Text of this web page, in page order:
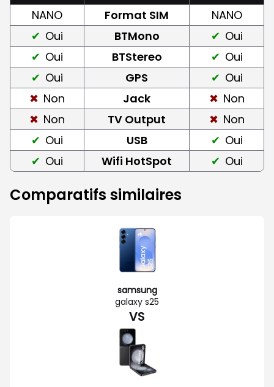
NANO Format SIM
NANO
Oui
BTMono
Oui
Oui
BTStereo
Oui
Oui
GPS
Oui
Non
Jack
Non
Non
TV Output
Non
Oui
USB
Oui
Oui
Wifi HotSpot Oui
Comparatifs similaires
samsung
galaxy s25
VS